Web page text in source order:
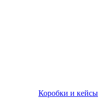
Коробки и кейсы